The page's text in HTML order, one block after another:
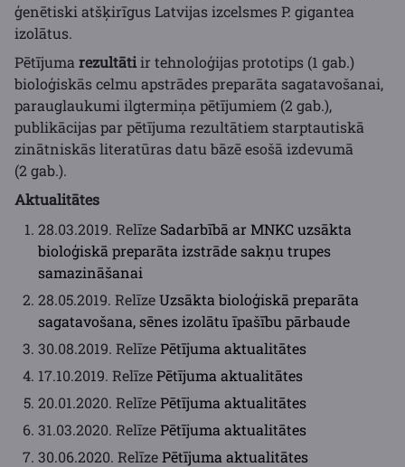
ģenētiski atšķirīgus Latvijas izcelsmes P. gigantea
izolātus.
Pētījuma rezultātiir tehnoloģijas prototips (1 gab.)
bioloģiskās celmu apstrādes preparāta sagatavošanai,
parauglaukumi ilgtermiņa pētījumiem (2 gab.),
publikācijas par pētījuma rezultātiem starptautiskā
zinātniskās literatūras datu bāzē esošā izdevumā
(2 gab.).
Aktualitātes
28.03.2019. Relīze Sadarbībā ar MNKC uzsākta
bioloģiskā preparāta izstrāde sakņu trupes
samazināšanai
28.05.2019. RelīzeUzsākta bioloģiskā preparāta
sagatavošana, sēnes izolātu īpašību pārbaude
30.08.2019. RelīzePētījuma aktualitātes
17.10.2019. RelīzePētījuma aktualitātes
20.01.2020. RelīzePētījuma aktualitātes
31.03.2020. RelīzePētījuma aktualitātes
30.06.2020. RelīzePētījuma aktualitātes